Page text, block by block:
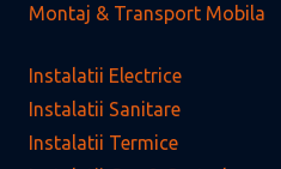
Montaj & Transport Mobila
Instalatii Electrice
Instalatii Sanitare
Instalatii Termice